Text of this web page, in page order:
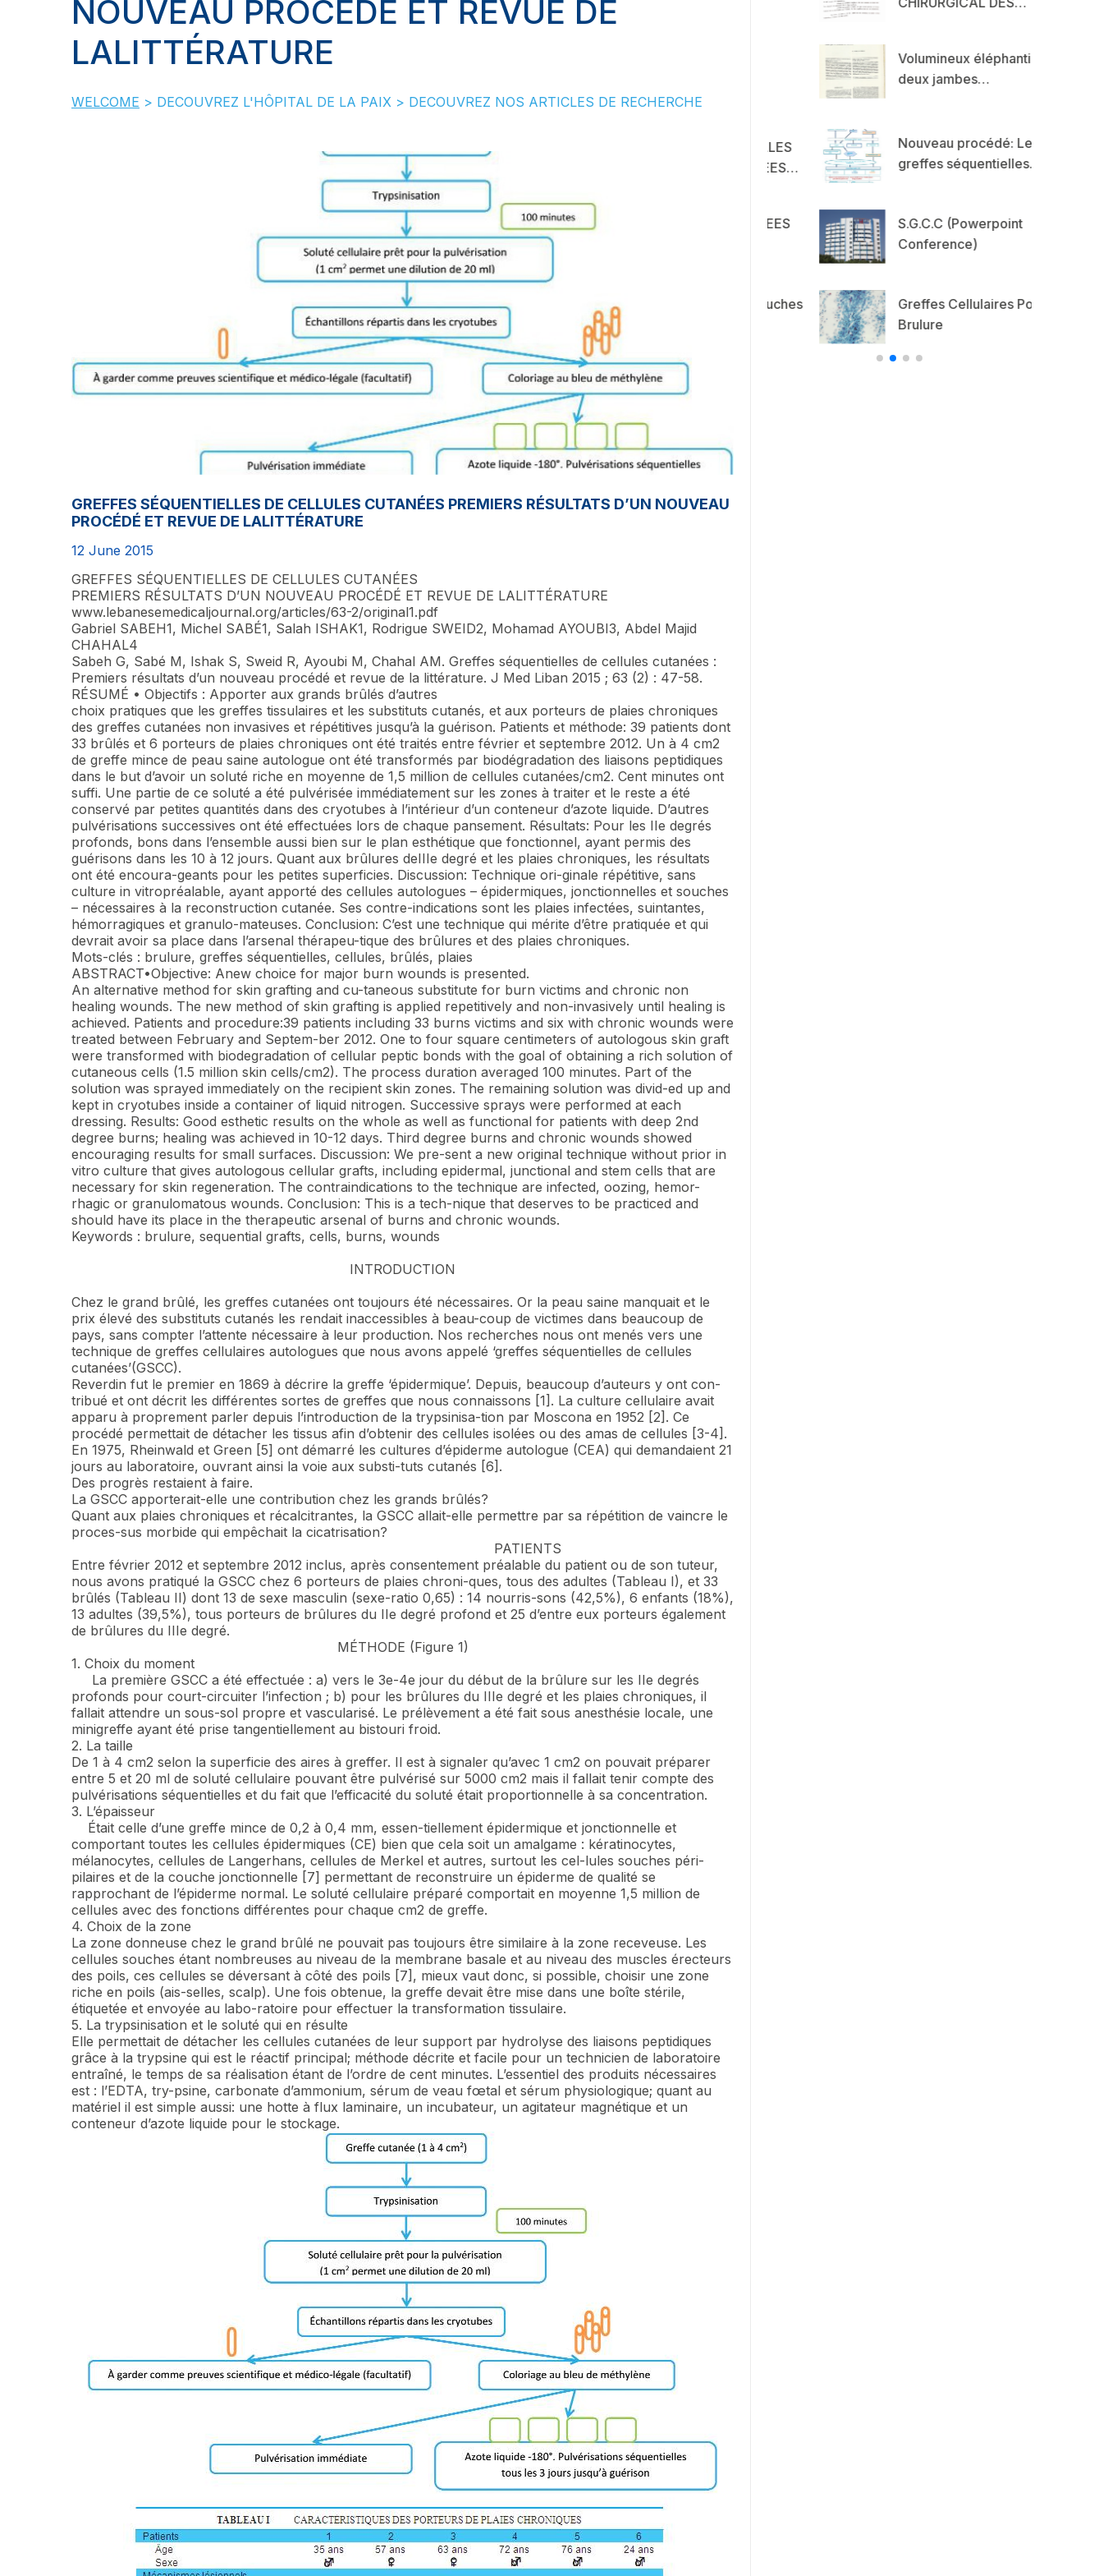
NOUVEAU PROCÉDÉ ET REVUE DE
LALITTÉRATURE
WELCOME > DECOUVREZ L'HÔPITAL DE LA PAIX > DECOUVREZ NOS ARTICLES DE RECHERCHE
GREFFES SÉQUENTIELLES DE CELLULES CUTANÉES PREMIERS RÉSULTATS D’UN NOUVEAU
PROCÉDÉ ET REVUE DE LALITTÉRATURE
12 June 2015
GREFFES SÉQUENTIELLES DE CELLULES CUTANÉES
PREMIERS RÉSULTATS D’UN NOUVEAU PROCÉDÉ ET REVUE DE LALITTÉRATURE
www.lebanesemedicaljournal.org/articles/63-2/original1.pdf
Gabriel SABEH1, Michel SABÉ1, Salah ISHAK1, Rodrigue SWEID2, Mohamad AYOUBI3, Abdel Majid
CHAHAL4
Sabeh G, Sabé M, Ishak S, Sweid R, Ayoubi M, Chahal AM. Greffes séquentielles de cellules cutanées :
Premiers résultats d’un nouveau procédé et revue de la littérature. J Med Liban 2015 ; 63 (2) : 47-58.
RÉSUMÉ • Objectifs : Apporter aux grands brûlés d’autres
choix pratiques que les greffes tissulaires et les substituts cutanés, et aux porteurs de plaies chroniques
des greffes cutanées non invasives et répétitives jusqu’à la guérison. Patients et méthode: 39 patients dont
33 brûlés et 6 porteurs de plaies chroniques ont été traités entre février et septembre 2012. Un à 4 cm2
de greffe mince de peau saine autologue ont été transformés par biodégradation des liaisons peptidiques
dans le but d’avoir un soluté riche en moyenne de 1,5 million de cellules cutanées/cm2. Cent minutes ont
suffi. Une partie de ce soluté a été pulvérisée immédiatement sur les zones à traiter et le reste a été
conservé par petites quantités dans des cryotubes à l’intérieur d’un conteneur d’azote liquide. D’autres
pulvérisations successives ont été effectuées lors de chaque pansement. Résultats: Pour les IIe degrés
profonds, bons dans l’ensemble aussi bien sur le plan esthétique que fonctionnel, ayant permis des
guérisons dans les 10 à 12 jours. Quant aux brûlures deIIIe degré et les plaies chroniques, les résultats
ont été encoura-geants pour les petites superficies. Discussion: Technique ori-ginale répétitive, sans
culture in vitropréalable, ayant apporté des cellules autologues – épidermiques, jonctionnelles et souches
– nécessaires à la reconstruction cutanée. Ses contre-indications sont les plaies infectées, suintantes,
hémorragiques et granulo-mateuses. Conclusion: C’est une technique qui mérite d’être pratiquée et qui
devrait avoir sa place dans l’arsenal thérapeu-tique des brûlures et des plaies chroniques.
Mots-clés : brulure, greffes séquentielles, cellules, brûlés, plaies
ABSTRACT•Objective: Anew choice for major burn wounds is presented.
An alternative method for skin grafting and cu-taneous substitute for burn victims and chronic non
healing wounds. The new method of skin grafting is applied repetitively and non-invasively until healing is
achieved. Patients and procedure:39 patients including 33 burns victims and six with chronic wounds were
treated between February and Septem-ber 2012. One to four square centimeters of autologous skin graft
were transformed with biodegradation of cellular peptic bonds with the goal of obtaining a rich solution of
cutaneous cells (1.5 million skin cells/cm2). The process duration averaged 100 minutes. Part of the
solution was sprayed immediately on the recipient skin zones. The remaining solution was divid-ed up and
kept in cryotubes inside a container of liquid nitrogen. Successive sprays were performed at each
dressing. Results: Good esthetic results on the whole as well as functional for patients with deep 2nd
degree burns; healing was achieved in 10-12 days. Third degree burns and chronic wounds showed
encouraging results for small surfaces. Discussion: We pre-sent a new original technique without prior in
vitro culture that gives autologous cellular grafts, including epidermal, junctional and stem cells that are
necessary for skin regeneration. The contraindications to the technique are infected, oozing, hemor-
rhagic or granulomatous wounds. Conclusion: This is a tech-nique that deserves to be practiced and
should have its place in the therapeutic arsenal of burns and chronic wounds.
Keywords : brulure, sequential grafts, cells, burns, wounds
INTRODUCTION
Chez le grand brûlé, les greffes cutanées ont toujours été nécessaires. Or la peau saine manquait et le
prix élevé des substituts cutanés les rendait inaccessibles à beau-coup de victimes dans beaucoup de
pays, sans compter l’attente nécessaire à leur production. Nos recherches nous ont menés vers une
technique de greffes cellulaires autologues que nous avons appelé ‘greffes séquentielles de cellules
cutanées’(GSCC).
Reverdin fut le premier en 1869 à décrire la greffe ‘épidermique’. Depuis, beaucoup d’auteurs y ont con-
tribué et ont décrit les différentes sortes de greffes que nous connaissons [1]. La culture cellulaire avait
apparu à proprement parler depuis l’introduction de la trypsinisa-tion par Moscona en 1952 [2]. Ce
procédé permettait de détacher les tissus afin d’obtenir des cellules isolées ou des amas de cellules [3-4].
En 1975, Rheinwald et Green [5] ont démarré les cultures d’épiderme autologue (CEA) qui demandaient 21
jours au laboratoire, ouvrant ainsi la voie aux substi-tuts cutanés [6].
Des progrès restaient à faire.
La GSCC apporterait-elle une contribution chez les grands brûlés?
Quant aux plaies chroniques et récalcitrantes, la GSCC allait-elle permettre par sa répétition de vaincre le
proces-sus morbide qui empêchait la cicatrisation?
PATIENTS
Entre février 2012 et septembre 2012 inclus, après consentement préalable du patient ou de son tuteur,
nous avons pratiqué la GSCC chez 6 porteurs de plaies chroni-ques, tous des adultes (Tableau I), et 33
brûlés (Tableau II) dont 13 de sexe masculin (sexe-ratio 0,65) : 14 nourris-sons (42,5%), 6 enfants (18%),
13 adultes (39,5%), tous porteurs de brûlures du IIe degré profond et 25 d’entre eux porteurs également
de brûlures du IIIe degré.
MÉTHODE (Figure 1)
1. Choix du moment
La première GSCC a été effectuée : a) vers le 3e-4e jour du début de la brûlure sur les IIe degrés
profonds pour court-circuiter l’infection ; b) pour les brûlures du IIIe degré et les plaies chroniques, il
fallait attendre un sous-sol propre et vascularisé. Le prélèvement a été fait sous anesthésie locale, une
minigreffe ayant été prise tangentiellement au bistouri froid.
2. La taille
De 1 à 4 cm2 selon la superficie des aires à greffer. Il est à signaler qu’avec 1 cm2 on pouvait préparer
entre 5 et 20 ml de soluté cellulaire pouvant être pulvérisé sur 5000 cm2 mais il fallait tenir compte des
pulvérisations séquentielles et du fait que l’efficacité du soluté était proportionnelle à sa concentration.
3. L’épaisseur
Était celle d’une greffe mince de 0,2 à 0,4 mm, essen-tiellement épidermique et jonctionnelle et
comportant toutes les cellules épidermiques (CE) bien que cela soit un amalgame : kératinocytes,
mélanocytes, cellules de Langerhans, cellules de Merkel et autres, surtout les cel-lules souches péri-
pilaires et de la couche jonctionnelle [7] permettant de reconstruire un épiderme de qualité se
rapprochant de l’épiderme normal. Le soluté cellulaire préparé comportait en moyenne 1,5 million de
cellules avec des fonctions différentes pour chaque cm2 de greffe.
4. Choix de la zone
La zone donneuse chez le grand brûlé ne pouvait pas toujours être similaire à la zone receveuse. Les
cellules souches étant nombreuses au niveau de la membrane basale et au niveau des muscles érecteurs
des poils, ces cellules se déversant à côté des poils [7], mieux vaut donc, si possible, choisir une zone
riche en poils (ais-selles, scalp). Une fois obtenue, la greffe devait être mise dans une boîte stérile,
étiquetée et envoyée au labo-ratoire pour effectuer la transformation tissulaire.
5. La trypsinisation et le soluté qui en résulte
Elle permettait de détacher les cellules cutanées de leur support par hydrolyse des liaisons peptidiques
grâce à la trypsine qui est le réactif principal; méthode décrite et facile pour un technicien de laboratoire
entraîné, le temps de sa réalisation étant de l’ordre de cent minutes. L’essentiel des produits nécessaires
est : l’EDTA, try-psine, carbonate d’ammonium, sérum de veau fœtal et sérum physiologique; quant au
matériel il est simple aussi: une hotte à flux laminaire, un incubateur, un agitateur magnétique et un
conteneur d’azote liquide pour le stockage.
Volumineux éléphantiasis des
deux jambes…
Nouveau procédé: Les
greffes séquentielles…
LES TUMEURS CUTANEES
S.G.C.C (Powerpoint
Conference)
Greffes De Cellules Souches
Greffes Cellulaires Pour
Brulure